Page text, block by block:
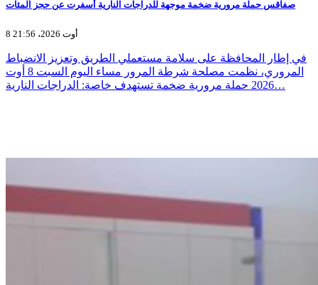
صفاقس حملة مرورية ضخمة موجهة للدراجات النارية أسفرت عن حجز المئات
8 أوت 2026، 21:56
في إطار المحافظة على سلامة مستعملي الطريق وتعزيز الانضباط
المروري، نظمت مصلحة شرطة المرور مساء اليوم السبت 8 أوت
2026 حملة مرورية ضخمة تستهدف خاصة: الدراجات النارية…